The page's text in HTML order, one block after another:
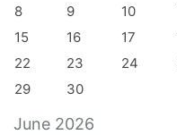
June 2026
8
9 10
15
16 17
22
23 24
29
30